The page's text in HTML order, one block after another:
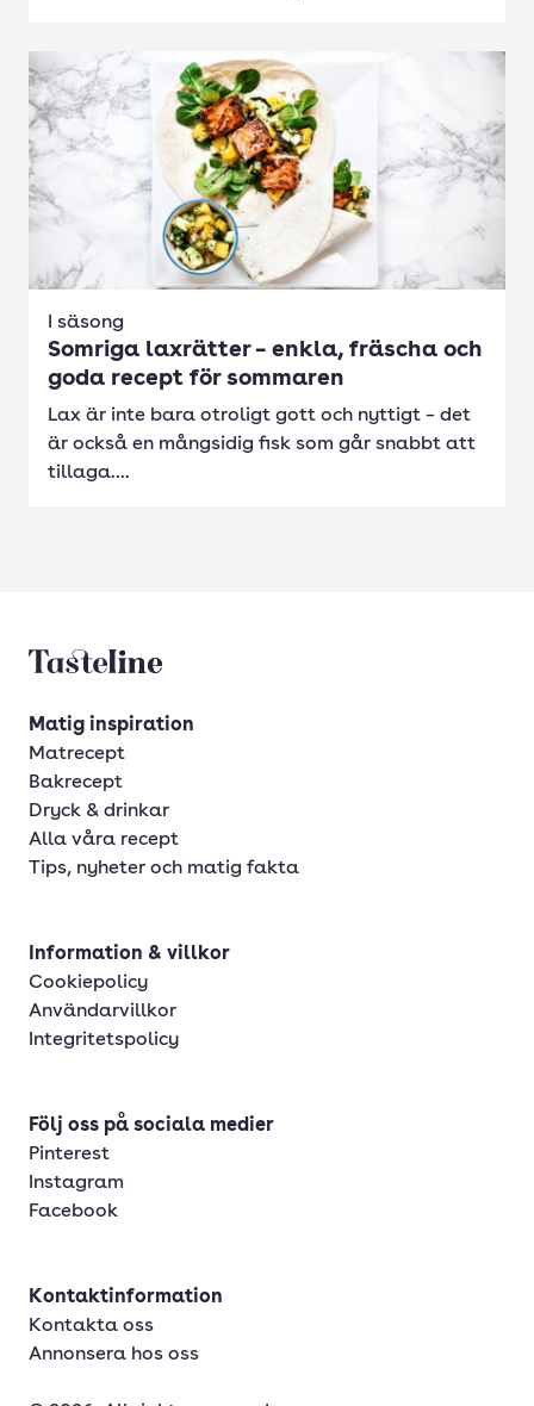
I säsong
Somriga laxrätter – enkla, fräscha och
goda recept för sommaren
Lax är inte bara otroligt gott och nyttigt – det
är också en mångsidig fisk som går snabbt att
tillaga....
Tasteline startsida
Matig inspiration
Matrecept
Bakrecept
Dryck & drinkar
Alla våra recept
Tips, nyheter och matig fakta
Information & villkor
Cookiepolicy
Användarvillkor
Integritetspolicy
Följ oss på sociala medier
Pinterest
Instagram
Facebook
Kontaktinformation
Kontakta oss
Annonsera hos oss